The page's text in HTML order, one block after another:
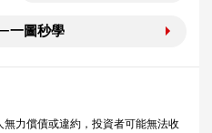
一圖秒學
力償債或違約，投資者可能無法收